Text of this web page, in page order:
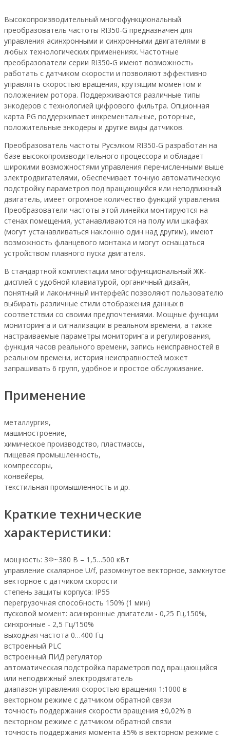
Высокопроизводительный многофункциональный
преобразователь частоты RI350-G предназначен для
управления асинхронными и синхронными двигателями в
любых технологических применениях. Частотные
преобразователи серии RI350-G имеют возможность
работать с датчиком скорости и позволяют эффективно
управлять скоростью вращения, крутящим моментом и
положением ротора. Поддерживаются различные типы
энкодеров с технологией цифрового фильтра. Опционная
карта PG поддерживает инкрементальные, роторные,
положительные энкодеры и другие виды датчиков.
Преобразователь частоты Русэлком RI350-G разработан на
базе высокопроизводительного процессора и обладает
широкими возможностями управления перечисленными выше
электродвигателями, обеспечивает точную автоматическую
подстройку параметров под вращающийся или неподвижный
двигатель, имеет огромное количество функций управления.
Преобразователи частоты этой линейки монтируются на
стенах помещения, устанавливаются на полу или шкафах
(могут устанавливаться наклонно один над другим), имеют
возможность фланцевого монтажа и могут оснащаться
устройством плавного пуска двигателя.
В стандартной комплектации многофункциональный ЖК-
дисплей с удобной клавиатурой, органичный дизайн,
понятный и лаконичный интерфейс позволяют пользователю
выбирать различные стили отображения данных в
соответствии со своими предпочтениями. Мощные функции
мониторинга и сигнализации в реальном времени, а также
настраиваемые параметры мониторинга и регулирования,
функция часов реального времени, запись неисправностей в
реальном времени, история неисправностей может
запрашивать 6 групп, удобное и простое обслуживание.
Применение
металлургия,
машиностроение,
химическое производство, пластмассы,
пищевая промышленность,
компрессоры,
конвейеры,
текстильная промышленность и др.
Краткие технические
характеристики:
мощность: 3Ф~380 В – 1,5…500 кВт
управление скалярное U/f, разомкнутое векторное, замкнутое
векторное с датчиком скорости
степень защиты корпуса: IP55
перегрузочная способность 150% (1 мин)
пусковой момент: асинхронные двигатели - 0,25 Гц,150%,
синхронные - 2,5 Гц/150%
выходная частота 0…400 Гц
встроенный PLC
встроенный ПИД регулятор
автоматическая подстройка параметров под вращающийся
или неподвижный электродвигатель
диапазон управления скоростью вращения 1:1000 в
векторном режиме с датчиком обратной связи
точность поддержания скорости вращения ±0,02% в
векторном режиме с датчиком обратной связи
точность поддержания момента ±5% в векторном режиме с